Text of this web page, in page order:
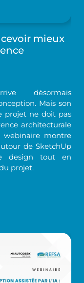
mieux
désormais
Mais son
projet ne doit pas
architecturale
montre
de SketchUp
design tout en
projet.